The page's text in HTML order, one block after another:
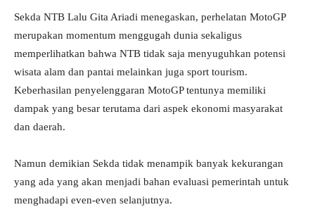
Sekda NTB Lalu Gita Ariadi menegaskan, perhelatan MotoGP
merupakan momentum menggugah dunia sekaligus
memperlihatkan bahwa NTB tidak saja menyuguhkan potensi
wisata alam dan pantai melainkan juga sport tourism.
Keberhasilan penyelenggaran MotoGP tentunya memiliki
dampak yang besar terutama dari aspek ekonomi masyarakat
dan daerah.
Namun demikian Sekda tidak menampik banyak kekurangan
yang ada yang akan menjadi bahan evaluasi pemerintah untuk
menghadapi even-even selanjutnya.